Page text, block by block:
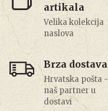
artikala
Velika kolekcija
naslova
Brza dostava
Hrvatska pošta -
naš partner u
dostavi